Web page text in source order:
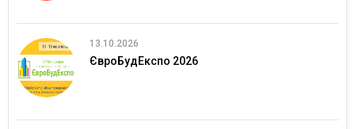
13.10.2026
ЄвроБудЕкспо 2026